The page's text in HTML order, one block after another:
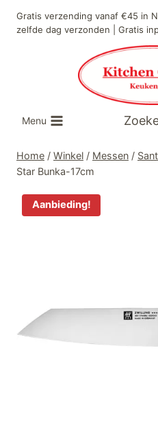
naar
Gratis verzending vanaf €45 in
zelfde dag verzonden | Gratis
Menu
Home / Winkel / Messen /
Star Bunka-17cm
Aanbieding!